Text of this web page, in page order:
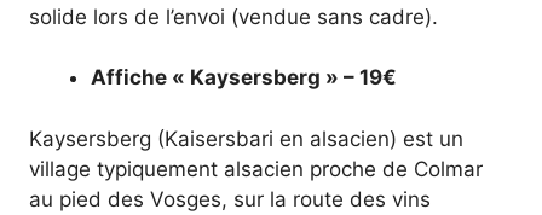
solide lors de l’envoi (vendue sans cadre).
Affiche « Kaysersberg » – 19€
Kaysersberg (Kaisersbari en alsacien) est un
village typiquement alsacien proche de Colmar
au pied des Vosges, sur la route des vins